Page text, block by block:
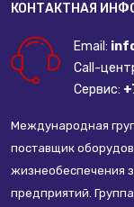
КОНТАКТНАЯ
Email:
Call-
Сервис:
Международная
поставщик
жизнеобеспечения
предприятий.